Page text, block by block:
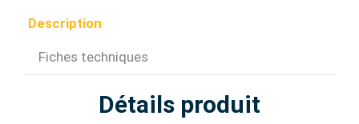
Description
Fiches techniques
Détails produit